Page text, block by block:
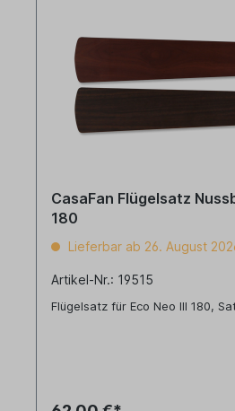
CasaFan Flügelsatz
180
Lieferbar ab 26. August
Artikel-Nr.: 19515
Flügelsatz für Eco Neo III 180,